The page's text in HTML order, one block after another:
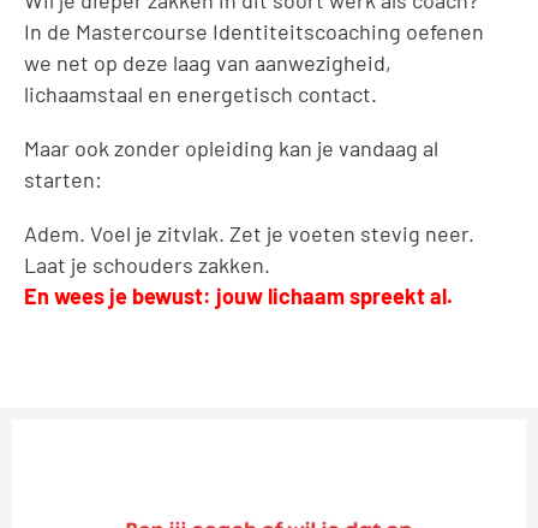
In de Mastercourse Identiteitscoaching oefenen
we net op deze laag van aanwezigheid,
lichaamstaal en energetisch contact.
Maar ook zonder opleiding kan je vandaag al
starten:
Adem. Voel je zitvlak. Zet je voeten stevig neer.
Laat je schouders zakken.
En wees je bewust: jouw lichaam spreekt al.